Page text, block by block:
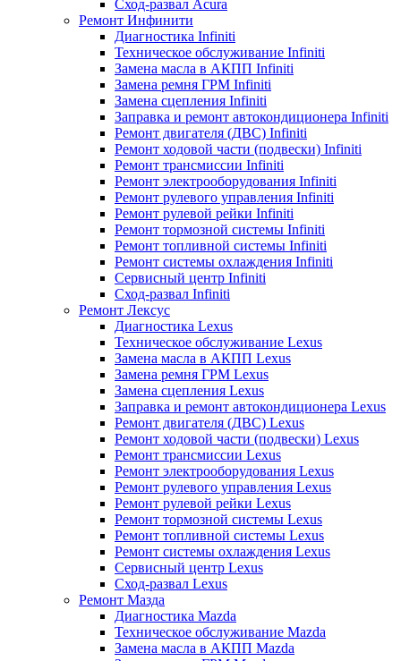
Сход-развал Acura
Ремонт Инфинити
Диагностика Infiniti
Техническое обслуживание Infiniti
Замена масла в АКПП Infiniti
Замена ремня ГРМ Infiniti
Замена сцепления Infiniti
Заправка и ремонт автокондиционера Infiniti
Ремонт двигателя (ДВС) Infiniti
Ремонт ходовой части (подвески) Infiniti
Ремонт трансмиссии Infiniti
Ремонт электрооборудования Infiniti
Ремонт рулевого управления Infiniti
Ремонт рулевой рейки Infiniti
Ремонт тормозной системы Infiniti
Ремонт топливной системы Infiniti
Ремонт системы охлаждения Infiniti
Сервисный центр Infiniti
Сход-развал Infiniti
Ремонт Лексус
Диагностика Lexus
Техническое обслуживание Lexus
Замена масла в АКПП Lexus
Замена ремня ГРМ Lexus
Замена сцепления Lexus
Заправка и ремонт автокондиционера Lexus
Ремонт двигателя (ДВС) Lexus
Ремонт ходовой части (подвески) Lexus
Ремонт трансмиссии Lexus
Ремонт электрооборудования Lexus
Ремонт рулевого управления Lexus
Ремонт рулевой рейки Lexus
Ремонт тормозной системы Lexus
Ремонт топливной системы Lexus
Ремонт системы охлаждения Lexus
Сервисный центр Lexus
Сход-развал Lexus
Ремонт Мазда
Диагностика Mazda
Техническое обслуживание Mazda
Замена масла в АКПП Mazda